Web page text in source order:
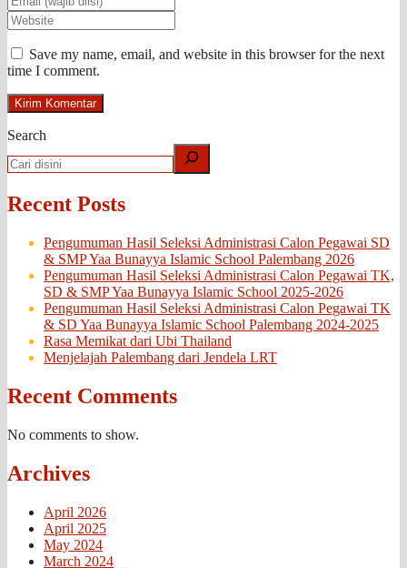
Save my name, email, and website in this browser for the next
time I comment.
Search
Recent Posts
Pengumuman Hasil Seleksi Administrasi Calon Pegawai SD
& SMP Yaa Bunayya Islamic School Palembang 2026
Pengumuman Hasil Seleksi Administrasi Calon Pegawai TK,
SD & SMP Yaa Bunayya Islamic School 2025-2026
Pengumuman Hasil Seleksi Administrasi Calon Pegawai TK
& SD Yaa Bunayya Islamic School Palembang 2024-2025
Rasa Memikat dari Ubi Thailand
Menjelajah Palembang dari Jendela LRT
Recent Comments
No comments to show.
Archives
April 2026
April 2025
May 2024
March 2024